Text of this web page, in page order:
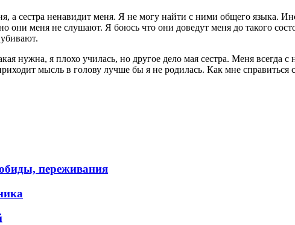
а сестра ненавидит меня. Я не могу найти с ними общего языка.
они меня не слушают. Я боюсь что они доведут меня до такого
нужна, я плохо училась, но другое дело мая сестра. Меня всегда
мысль в голову лучше бы я не родилась. Как мне справиться
переживания